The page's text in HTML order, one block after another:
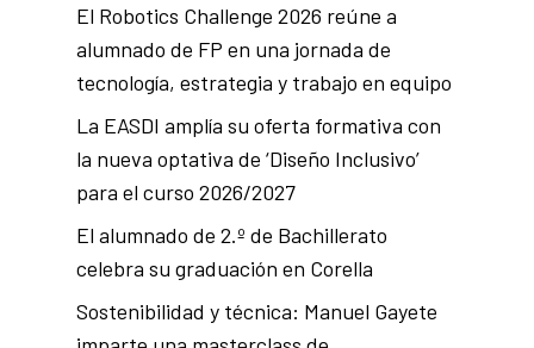
El Robotics Challenge 2026 reúne a
alumnado de FP en una jornada de
tecnología, estrategia y trabajo en equipo
La EASDI amplía su oferta formativa con
la nueva optativa de ‘Diseño Inclusivo’
para el curso 2026/2027
El alumnado de 2.º de Bachillerato
celebra su graduación en Corella
Sostenibilidad y técnica: Manuel Gayete